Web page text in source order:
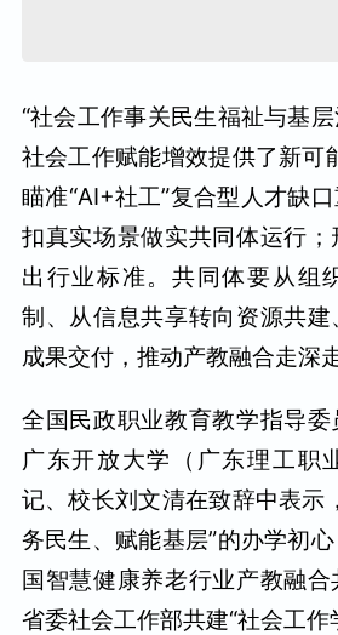
“社会工作事关民生福祉与基
社会工作赋能增效提供了新可
瞄准“AI+社工”复合型人才缺
扣真实场景做实共同体运行
出行业标准。共同体要从组
制、从信息共享转向资源共建
成果交付，推动产教融合走深
全国民政职业教育教学指导委
广东开放大学（广东理工职
记、校长刘文清在致辞中表示
务民生、赋能基层”的办学初
国智慧健康养老行业产教融
省委社会工作部共建“社会工作